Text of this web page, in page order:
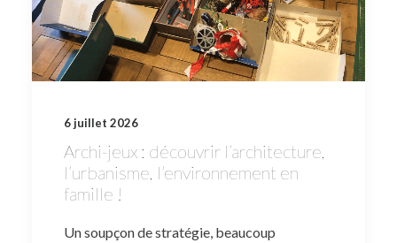
6 juillet 2026
Archi-jeux : découvrir l’architecture,
l’urbanisme, l’environnement en
famille !
Un soupçon de stratégie, beaucoup